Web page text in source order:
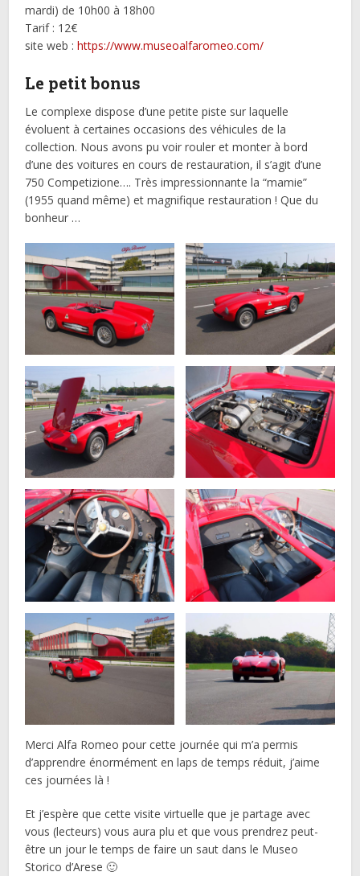
mardi) de 10h00 à 18h00
Tarif : 12€
site web :https://www.museoalfaromeo.com/
Le petit bonus
Le complexe dispose d’une petite piste sur laquelle
évoluent à certaines occasions des véhicules de la
collection. Nous avons pu voir rouler et monter à bord
d’une des voitures en cours de restauration, il s’agit d’une
750 Competizione…. Très impressionnante la “mamie”
(1955 quand même) et magnifique restauration ! Que du
bonheur …
Merci Alfa Romeo pour cette journée qui m’a permis
d’apprendre énormément en laps de temps réduit, j’aime
ces journées là !
Et j’espère que cette visite virtuelle que je partage avec
vous (lecteurs) vous aura plu et que vous prendrez peut-
être un jour le temps de faire un saut dans le Museo
Storico d’Arese 🙂